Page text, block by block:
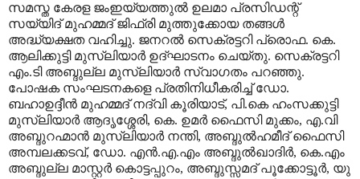
സമസ്ത കേരള ജംഇയ്യത്തുല്‍ ഉലമാ പ്രസിഡന്റ്
സയ്യിദ് മുഹമ്മദ് ജിഫ്‌രി മുത്തുക്കോയ തങ്ങള്‍
അദ്ധ്യക്ഷത വഹിച്ചു. ജനറല്‍ സെക്രട്ടറി പ്രൊഫ. കെ.
ആലിക്കുട്ടി മുസ്‌ലിയാര്‍ ഉദ്ഘാടനം ചെയ്തു. സെക്രട്ടറി
എം.ടി അബ്ദുല്ല മുസ്‌ലിയാര്‍ സ്വാഗതം പറഞ്ഞു.
പോഷക സംഘടനകളെ പ്രതിനിധീകരിച്ച് ഡോ.
ബഹാഉദ്ദീന്‍ മുഹമ്മദ് നദ്‌വി കൂരിയാട്, പി.കെ ഹംസക്കുട്ടി
മുസ്‌ലിയാര്‍ ആദൃശ്ശേരി, കെ. ഉമര്‍ ഫൈസി മുക്കം, എ.വി
അബ്ദുറഹ്മാന്‍ മുസ്‌ലിയാര്‍ നന്തി, അബ്ദുല്‍ഹമീദ് ഫൈസി
അമ്പലക്കടവ്, ഡോ. എന്‍.എ.എം അബ്ദുല്‍ഖാദിര്‍, കെ.എം
അബ്ദുല്ല മാസ്റ്റര്‍ കൊട്ടപ്പുറം, അബ്ദുസ്സമദ് പൂക്കോട്ടൂര്‍, യു